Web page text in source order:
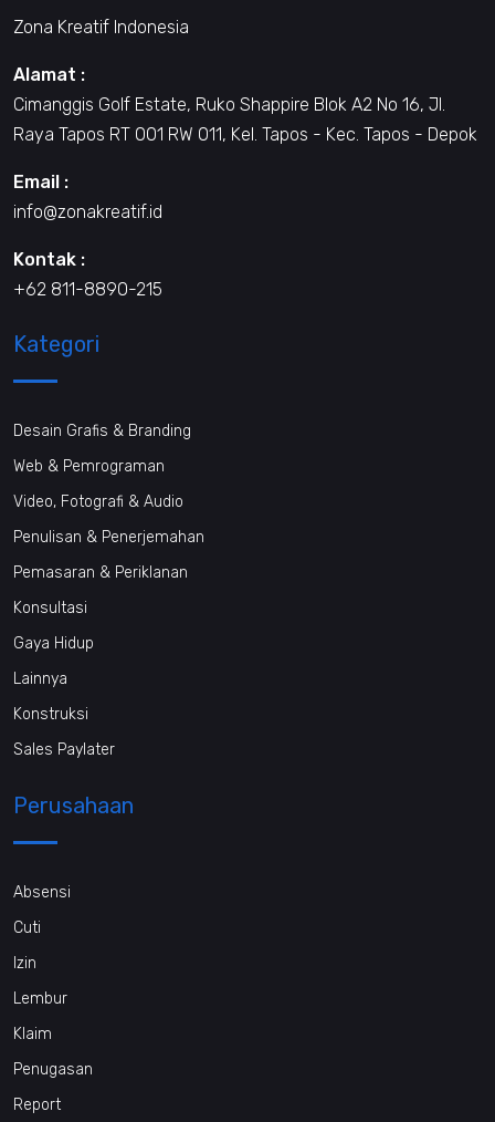
Zona Kreatif Indonesia
Alamat :
Cimanggis Golf Estate, Ruko Shappire Blok A2 No 16, Jl.
Raya Tapos RT 001 RW 011, Kel. Tapos - Kec. Tapos - Depok
Email :
info@zonakreatif.id
Kontak :
+62 811-8890-215
Kategori
Desain Grafis & Branding
Web & Pemrograman
Video, Fotografi & Audio
Penulisan & Penerjemahan
Pemasaran & Periklanan
Konsultasi
Gaya Hidup
Lainnya
Konstruksi
Sales Paylater
Perusahaan
Absensi
Cuti
Izin
Lembur
Klaim
Penugasan
Report